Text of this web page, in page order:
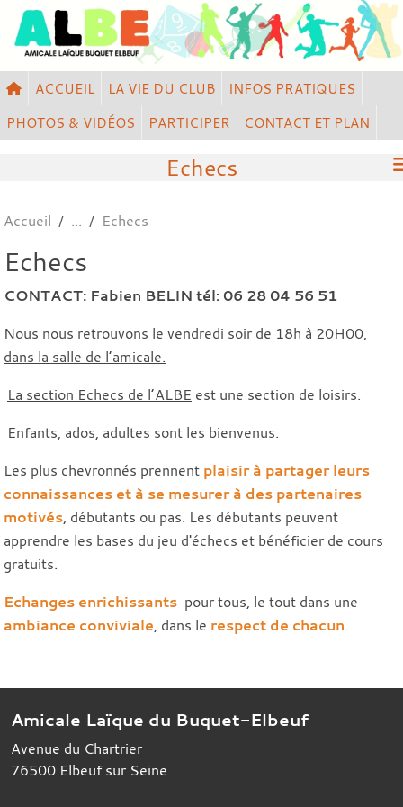
ACCUEIL LA VIE DU CLUB
INFOS PRATIQUES
PHOTOS & VIDÉOS
PARTICIPER CONTACT ET PLAN
Echecs
Accueil Echecs
Echecs
CONTACT: Fabien BELIN tél: 06 28 04 56 51
Nous nous retrouvons le vendredi soir de 18h à 20H00,
dans la salle de l’amicale.
La section Echecs de l’ALBE est une section de loisirs.
Enfants, ados, adultes sont les bienvenus.
Les plus chevronnés prennent plaisir à partager leurs
connaissances et à se mesurer à des partenaires
motivés, débutants ou pas. Les débutants peuvent
apprendre les bases du jeu d'échecs et bénéficier de cours
gratuits.
Echanges enrichissants pour tous, le tout dans une
ambiance conviviale, dans le respect de chacun.
Amicale Laïque du Buquet-Elbeuf
Avenue du Chartrier
76500 Elbeuf sur Seine
Panneau de gestion des cookies